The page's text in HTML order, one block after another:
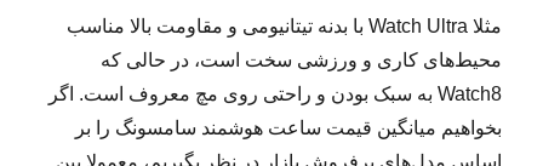
مثلا Watch Ultra با بدنه تیتانیومی و مقاومت بالا مناسب
محیط‌های کاری و ورزشی سخت است، در حالی که
Watch8 به سبک بودن و راحتی روی مچ معروف است. اگر
بخواهیم میانگین قیمت ساعت هوشمند سامسونگ را بر
اساس مدل‌های پرفروش بازار در نظر بگیریم، معمولا بین